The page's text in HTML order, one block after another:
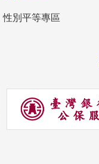
性別平等專區